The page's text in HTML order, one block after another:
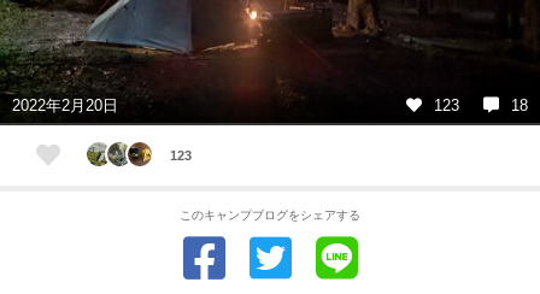
2022年2月20日 123 18
123
このキャンプブログをシェアする